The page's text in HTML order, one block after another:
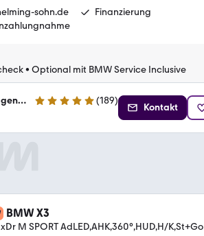
sohn.de
Finanzierung
• Optional mit BMW Service Inclusive
Helming & Sohn GmbH Gebrauchtwagenzentrum (BMW Vertragshändler) 5 Sterne (189)
Kontakt
BMW X3
M SPORT AdLED,AHK,360°,HUD,H/K,St+Go